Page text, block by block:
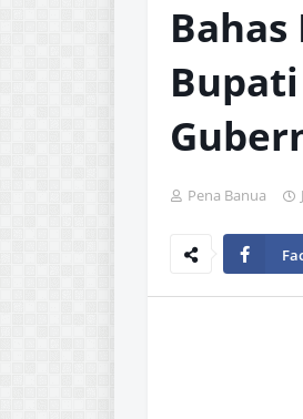
Pena Banua